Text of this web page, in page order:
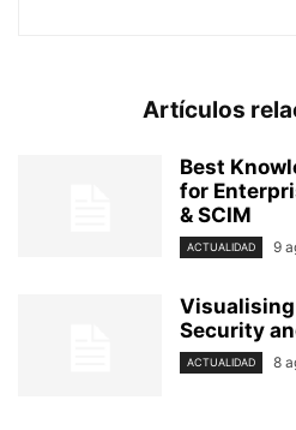
Artículos
Best
for
& SCIM
ACTUALIDAD 9
Security
ACTUALIDAD 8